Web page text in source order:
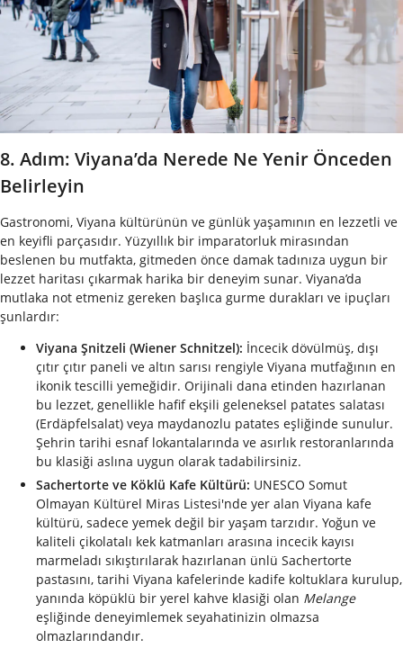
8. Adım: Viyana’da Nerede Ne Yenir Önceden
Belirleyin
Gastronomi, Viyana kültürünün ve günlük yaşamının en lezzetli ve
en keyifli parçasıdır. Yüzyıllık bir imparatorluk mirasından
beslenen bu mutfakta, gitmeden önce damak tadınıza uygun bir
lezzet haritası çıkarmak harika bir deneyim sunar. Viyana’da
mutlaka not etmeniz gereken başlıca gurme durakları ve ipuçları
şunlardır:
Viyana Şnitzeli (Wiener Schnitzel): İncecik dövülmüş, dışı
çıtır çıtır paneli ve altın sarısı rengiyle Viyana mutfağının en
ikonik tescilli yemeğidir. Orijinali dana etinden hazırlanan
bu lezzet, genellikle hafif ekşili geleneksel patates salatası
(Erdäpfelsalat) veya maydanozlu patates eşliğinde sunulur.
Şehrin tarihi esnaf lokantalarında ve asırlık restoranlarında
bu klasiği aslına uygun olarak tadabilirsiniz.
Sachertorte ve Köklü Kafe Kültürü: UNESCO Somut
Olmayan Kültürel Miras Listesi'nde yer alan Viyana kafe
kültürü, sadece yemek değil bir yaşam tarzıdır. Yoğun ve
kaliteli çikolatalı kek katmanları arasına incecik kayısı
marmeladı sıkıştırılarak hazırlanan ünlü Sachertorte
pastasını, tarihi Viyana kafelerinde kadife koltuklara kurulup,
yanında köpüklü bir yerel kahve klasiği olan Melange
eşliğinde deneyimlemek seyahatinizin olmazsa
olmazlarındandır.